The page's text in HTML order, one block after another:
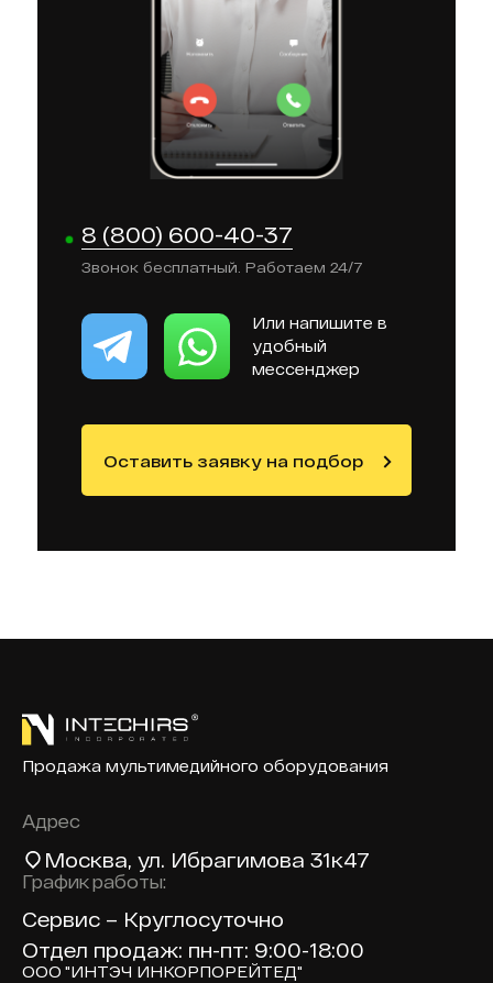
8 (800) 600-40-37
Звонок бесплатный. Работаем 24/7
Или напишите в
удобный
мессенджер
Оставить заявку на подбор
Продажа мультимедийного оборудования
Адрес
Москва, ул. Ибрагимова 31к47
График работы:
Сервис – Круглосуточно
Отдел продаж: пн-пт: 9:00-18:00
ООО "ИНТЭЧ ИНКОРПОРЕЙТЕД"